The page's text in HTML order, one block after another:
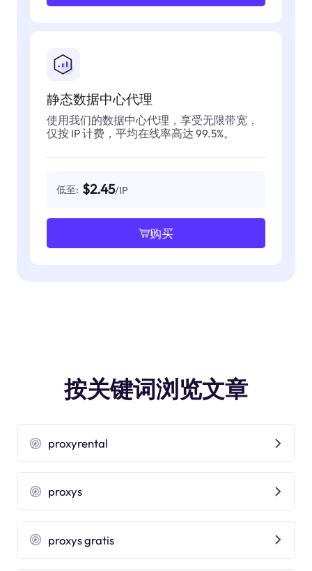
静态数据中心代理
使用我们的数据中心代理，享受无限带宽，
仅按 IP 计费，平均在线率高达 99.5%。
低至: $2.45/IP
购买
按关键词浏览文章
proxyrental
proxys
proxys gratis